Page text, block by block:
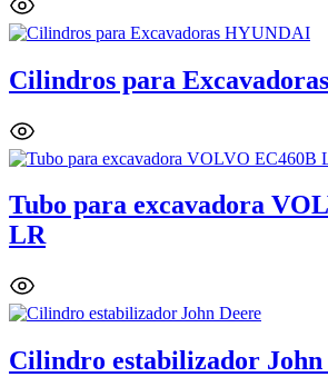
Cilindros para
Tubo para excavadora
LR
Cilindro estabilizador John